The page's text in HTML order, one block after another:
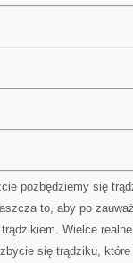
pozbędziemy się
to, aby po
Wielce
się trądziku,